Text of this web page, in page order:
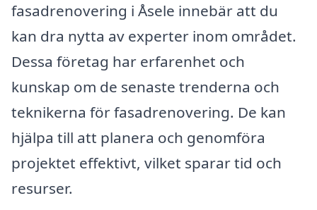
fasadrenovering i Åsele innebär att du
kan dra nytta av experter inom området.
Dessa företag har erfarenhet och
kunskap om de senaste trenderna och
teknikerna för fasadrenovering. De kan
hjälpa till att planera och genomföra
projektet effektivt, vilket sparar tid och
resurser.